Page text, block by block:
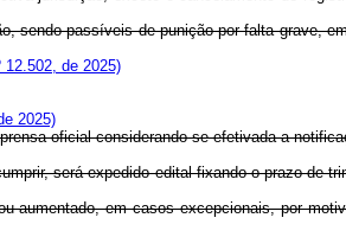
sendo passíveis de punição por falta grave,
12.502, de 2025)
2025)
oficial considerando-se efetivada a
será expedido edital fixando o prazo de
aumentado, em casos excepcionais, por